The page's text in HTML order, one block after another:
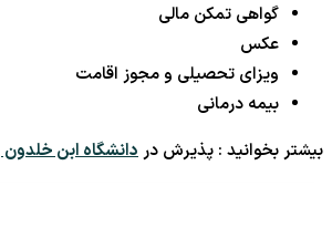
گواهی تمکن مالی
عکس
ویزای تحصیلی و مجوز اقامت
بیمه درمانی
بیشتر بخوانید : پذیرش در دانشگاه ابن خلدون